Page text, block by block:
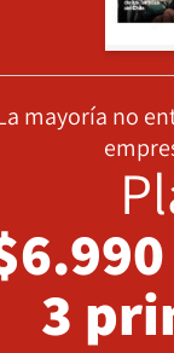
mayoría no
3